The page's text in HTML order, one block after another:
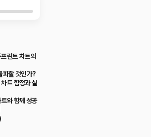
린트 차트의
파할 것인가?
트 함정과 실
와 함께 성공